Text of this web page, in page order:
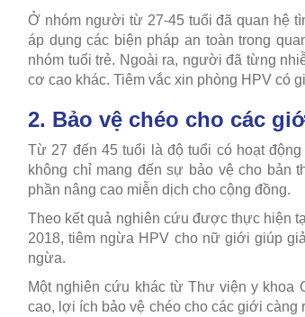
Ở nhóm người từ 27-45 tuổi đã quan hệ
áp dụng các biện pháp an toàn trong
nhóm tuổi trẻ. Ngoài ra, người đã từng
cơ cao khác. Tiêm vắc xin phòng HPV có
2. Bảo vệ chéo cho các
Từ 27 đến 45 tuổi là độ tuổi có hoạt
không chỉ mang đến sự bảo vệ cho bản
phần nâng cao miễn dịch cho cộng đồng.
Theo kết quả nghiên cứu được thực hiện
2018, tiêm ngừa HPV cho nữ giới giúp
ngừa.
Một nghiên cứu khác từ Thư viện y khoa
cao, lợi ích bảo vệ chéo cho các giới càng